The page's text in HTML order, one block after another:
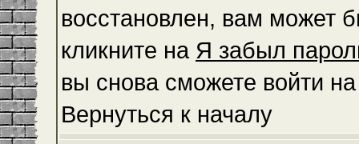
восстановлен, вам может
кликните на Я забыл
вы снова сможете войти
Вернуться к началу